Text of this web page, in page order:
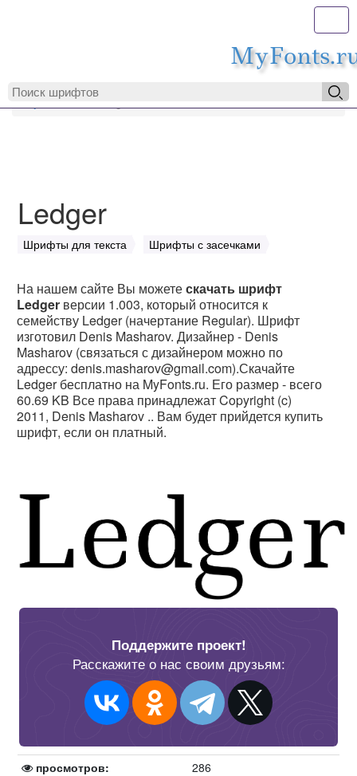
MyFonts.ru
Ledger
Шрифты для текста Шрифты с засечками
На нашем сайте Вы можетескачать шрифт
Ledger версии 1.003, который относится к
семейству Ledger (начертание Regular). Шрифт
изготовил Denis Masharov. Дизайнер - Denis
Masharov (связаться с дизайнером можно по
адрессу: denis.masharov@gmail.com).Скачайте
Ledger бесплатно на MyFonts.ru. Его размер - всего
60.69 KB Все права принадлежат Copyright (c)
2011, Denis Masharov .. Вам будет прийдется купить
шрифт, если он платный.
Поддержите проект!
Расскажите о нас своим друзьям:
просмотров:
286